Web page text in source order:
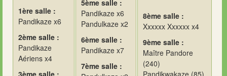
1ère salle :
Pandikaze x6
2ème salle :
Pandikaze
Aériens x4
3ème salle :
5ème salle :
Pandikaze x6
Pandulkaze x2
6ème salle :
Pandikaze x7
7ème salle :
8ème salle :
Xxxxxx Xxxxxx x4
9ème salle :
Maître Pandore
(240)
Pandikwakaze (85)